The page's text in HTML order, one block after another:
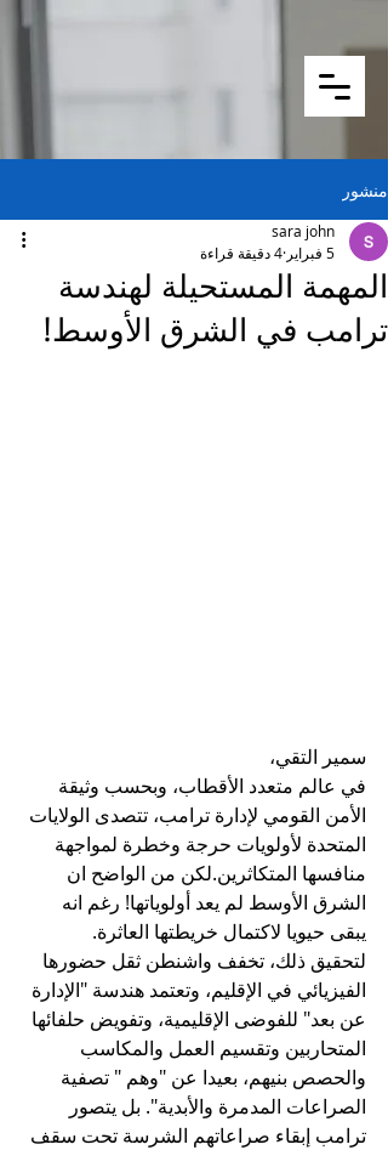
منشور
المهمة المستحيلة لهندسة
ترامب في الشرق الأوسط!
sara john
5 فبراير
4 دقيقة قراءة
سمير التقي،
في عالم متعدد الأقطاب، وبحسب وثيقة
الأمن القومي لإدارة ترامب، تتصدى الولايات
المتحدة لأولويات حرجة وخطرة لمواجهة
منافسها المتكاثرين.لكن من الواضح ان
الشرق الأوسط لم يعد أولوياتها! رغم انه
يبقى حيويا لاكتمال خريطتها العاثرة.
لتحقيق ذلك، تخفف واشنطن ثقل حضورها
الفيزيائي في الإقليم، وتعتمد هندسة "الإدارة
عن بعد" للفوضى الإقليمية، وتفويض حلفائها
المتحاربين وتقسيم العمل والمكاسب
والحصص بنيهم، بعيدا عن "وهم " تصفية
الصراعات المدمرة والأبدية". بل يتصور
ترامب إبقاء صراعاتهم الشرسة تحت سقف